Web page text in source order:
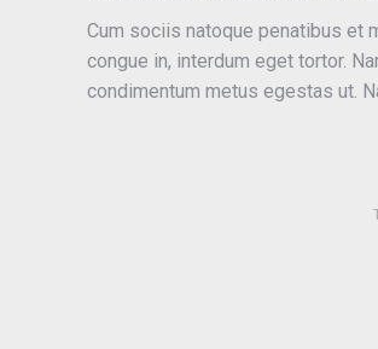
Cum sociis natoque penatibus et
congue in, interdum eget tortor.
condimentum metus egestas ut.